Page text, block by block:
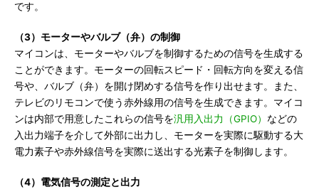
です。
（3）モーターやバルブ（弁）の制御
マイコンは、モーターやバルブを制御するための信号を生成する
ことができます。モーターの回転スピード・回転方向を変える信
号や、バルブ（弁）を開け閉めする信号を作り出せます。また、
テレビのリモコンで使う赤外線用の信号を生成できます。マイコ
ンは内部で用意したこれらの信号を汎用入出力（GPIO） などの
入出力端子を介して外部に出力し、モーターを実際に駆動する大
電力素子や赤外線信号を実際に送出する光素子を制御します。
（4）電気信号の測定と出力